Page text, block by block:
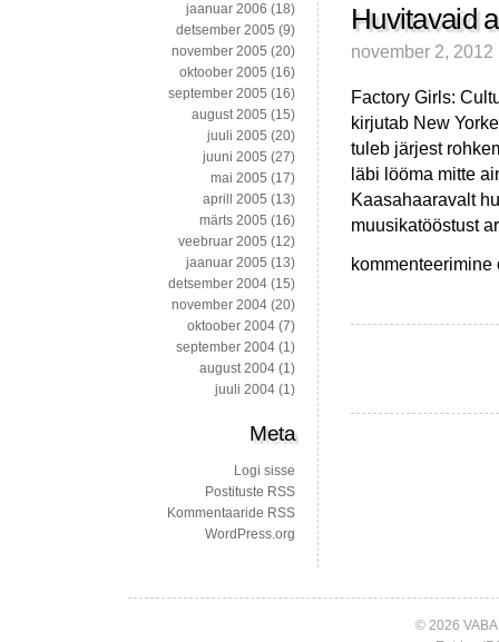
Huvitavaid
november 2, 2012
Factory Girls:
kirjutab New
tuleb järjest
läbi lööma mitte
Kaasahaaravalt
muusikatööstust
Huvitavaid
nädalavahetuseks
jaanuar 2006 (18)
detsember 2005 (9)
november 2005 (20)
oktoober 2005 (16)
september 2005 (16)
august 2005 (15)
juuli 2005 (20)
juuni 2005 (27)
mai 2005 (17)
aprill 2005 (13)
märts 2005 (16)
veebruar 2005 (12)
jaanuar 2005 (13)
detsember 2004 (15)
november 2004 (20)
oktoober 2004 (7)
september 2004 (1)
august 2004 (1)
juuli 2004 (1)
Meta
Logi sisse
Postituste RSS
Kommentaaride RSS
WordPress.org
© 2026